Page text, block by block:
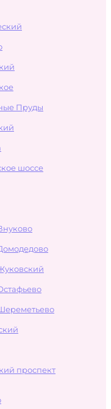
Пруды
шоссе
проспект